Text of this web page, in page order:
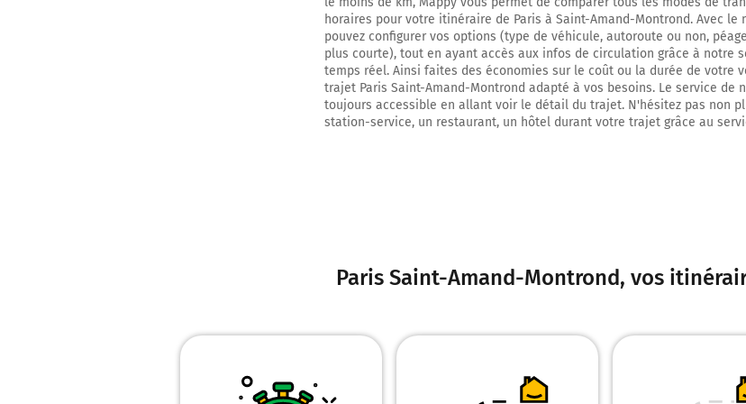
kilomètres
Orly-Lyon
Périphérique Intérieur
Quai d'Ivry
Porte d'Italie
BORDEAUX-NANTES
Autoroute du Soleil
horaires pour votre itinéraire de Paris à Saint-Amand-Montrond. Avec le
pouvez configurer vos options (type de véhicule, autoroute ou non,
plus courte), tout en ayant accès aux infos de circulation grâce à notre
temps réel. Ainsi faites des économies sur le coût ou la durée de votre
trajet Paris Saint-Amand-Montrond adapté à vos besoins. Le service de
toujours accessible en allant voir le détail du trajet. N'hésitez pas non
station-service, un restaurant, un hôtel durant votre trajet grâce au
Paris Saint-Amand-Montrond, vos